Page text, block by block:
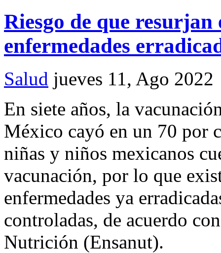
Riesgo de que
enfermedades
Salud jueves 11, Ago 2022
En siete años, la
México cayó en un 70 por
niñas y niños mexicanos
vacunación, por lo que
enfermedades ya
controladas, de acuerdo
Nutrición (Ensanut).